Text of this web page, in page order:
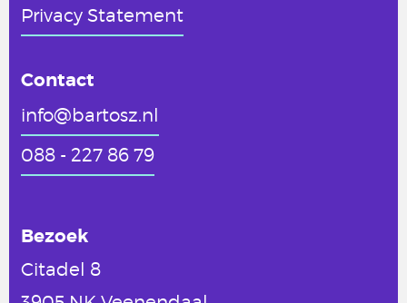
Privacy Statement
Contact
info@bartosz.nl
088 - 227 86 79
Bezoek
Citadel 8